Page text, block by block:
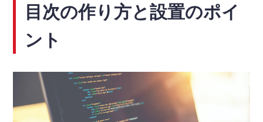
目次の作り方と設置のポイ
ント